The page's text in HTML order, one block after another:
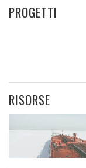
PROGETTI
RISORSE